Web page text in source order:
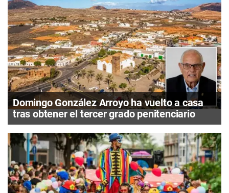
Domingo González Arroyo ha vuelto a casa
tras obtener el tercer grado penitenciario